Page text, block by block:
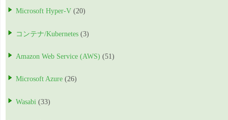
Microsoft Hyper-V (20)
コンテナ/Kubernetes (3)
Amazon Web Service (AWS) (51)
Microsoft Azure (26)
Wasabi (33)